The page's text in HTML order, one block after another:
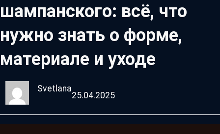
шампанского: всё, что
нужно знать о форме,
материале и уходе
Svetlana
25.04.2025